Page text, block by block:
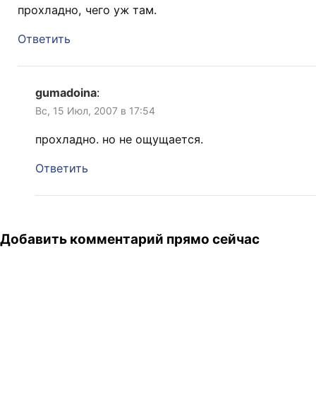
прохладно, чего уж там.
Ответить
gumadoina:
Вс, 15 Июл, 2007 в 17:54
прохладно. но не ощущается.
Ответить
Добавить комментарий прямо сейчас